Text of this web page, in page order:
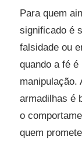
Para quem
significado é
falsidade ou
quando a fé
manipulação.
armadilhas é
o
quem